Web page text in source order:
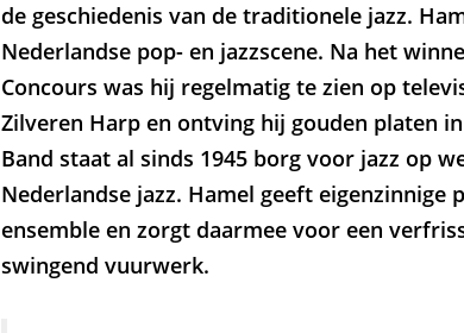
de geschiedenis van de traditionele jazz.
Nederlandse pop- en jazzscene. Na het
Concours was hij regelmatig te zien op
Zilveren Harp en ontving hij gouden platen
Band staat al sinds 1945 borg voor jazz op
Nederlandse jazz. Hamel geeft eigenzinnige
ensemble en zorgt daarmee voor een
swingend vuurwerk.